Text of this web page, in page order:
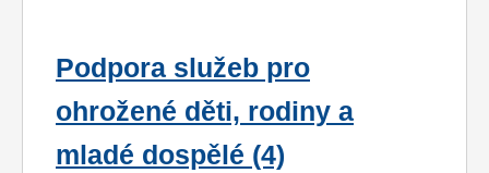
Podpora služeb pro
ohrožené děti, rodiny a
mladé dospělé (4)